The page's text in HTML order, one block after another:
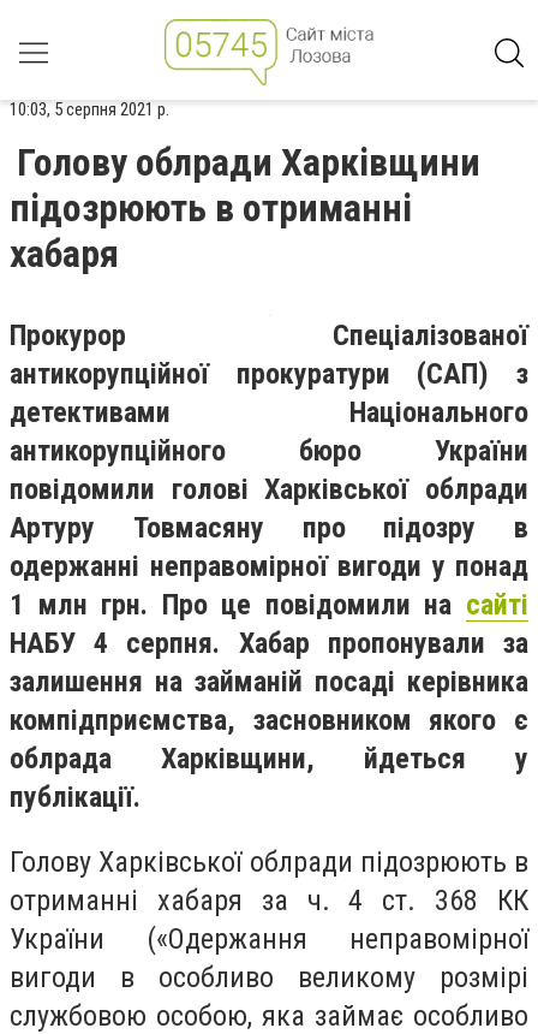
10:03, 5 серпня 2021 р.
Голову облради Харківщини
підозрюють в отриманні
хабаря
Прокурор Спеціалізованої
антикорупційної прокуратури (САП) з
детективами Національного
антикорупційного бюро України
повідомили голові Харківської облради
Артуру Товмасяну про підозру в
одержанні неправомірної вигоди у понад
1 млн грн. Про це повідомили на сайті
НАБУ 4 серпня. Хабар пропонували за
залишення на займаній посаді керівника
компідприємства, засновником якого є
облрада Харківщини, йдеться у
публікації.
Голову Харківської облради підозрюють в
отриманні хабаря за ч. 4 ст. 368 КК
України («Одержання неправомірної
вигоди в особливо великому розмірі
службовою особою, яка займає особливо